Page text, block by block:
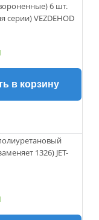
6 шт.
серии) VEZDEHOD
в корзину
1326) JET-